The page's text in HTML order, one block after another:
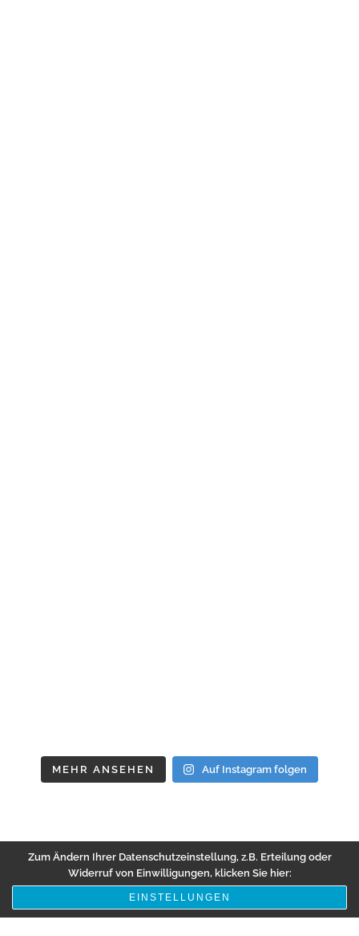
MEHR ANSEHEN Auf Instagram folgen
Zum Ändern Ihrer Datenschutzeinstellung, z.B. Erteilung oder
Widerruf von Einwilligungen, klicken Sie hier:
EINSTELLUNGEN